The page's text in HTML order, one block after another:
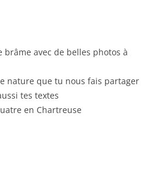
brâme avec de belles photos à
nature que tu nous fais partager
tes textes
en Chartreuse